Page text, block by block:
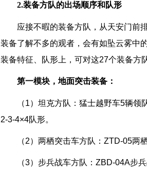
2.装备方队的出场顺序和队形
应接不暇的装备方队，从天安门前
装备了解不多的观者，会有如坠云雾中
装备特征、队形上，可对这27个装备方
第一模块，地面突击装备：
（1）坦克方队：猛士越野车5辆
2-3-4×4队形。
（2）两栖突击车方队：ZTD-05两
（3）步兵战车方队：ZBD-04A步